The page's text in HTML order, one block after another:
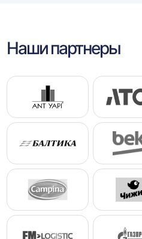
Наши партнеры